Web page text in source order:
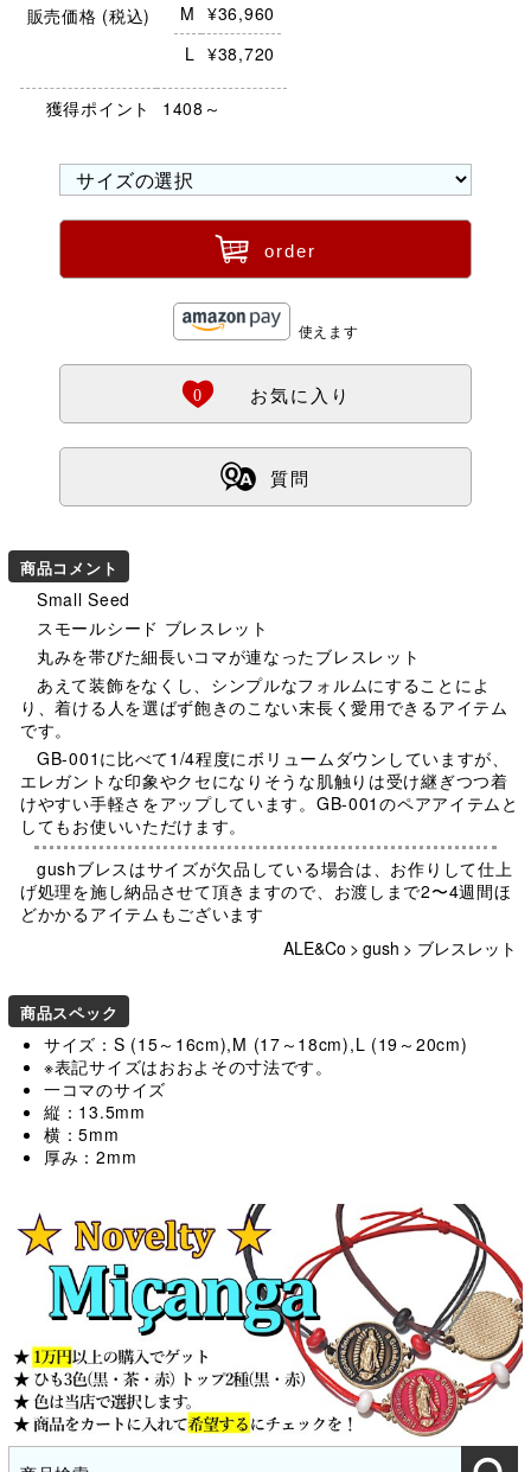
販売価格 (税込)
M ¥36,960
L ¥38,720
獲得ポイント 1408～
ü order
使えます
Ö
0 お気に入り
ß 質問
商品コメント
Small Seed
スモールシード ブレスレット
丸みを帯びた細長いコマが連なったブレスレット
あえて装飾をなくし、シンプルなフォルムにすることによ
り、着ける人を選ばず飽きのこない末長く愛用できるアイテム
です。
GB-001に比べて1/4程度にボリュームダウンしていますが、
エレガントな印象やクセになりそうな肌触りは受け継ぎつつ着
けやすい手軽さをアップしています。GB-001のペアアイテムと
してもお使いいただけます。
gushブレスはサイズが欠品している場合は、お作りして仕上
げ処理を施し納品させて頂きますので、お渡しまで2〜4週間ほ
どかかるアイテムもございます
ALE&Co > gush > ブレスレット
商品スペック
サイズ：S (15～16cm),M (17～18cm),L (19～20cm)
※表記サイズはおおよその寸法です。
一コマのサイズ
縦：13.5mm
横：5mm
厚み：2mm